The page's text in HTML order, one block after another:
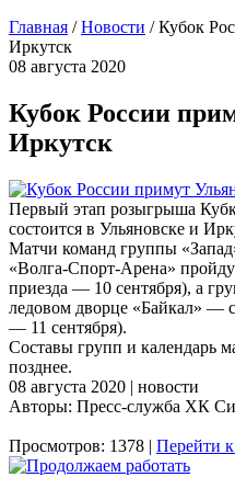
Главная /Новости /Кубок
Иркутск
08 августа 2020
Кубок России
Иркутск
Первый этап розыгрыша
состоится в Ульяновске и
Матчи команд группы
«Волга-Спорт-Арена»
приезда — 10 сентября), а
ледовом дворце «Байкал» —
— 11 сентября).
Составы групп и календарь
позднее.
08 августа 2020 | новости
Авторы: Пресс-служба ХК
Просмотров: 1378 | Перейти